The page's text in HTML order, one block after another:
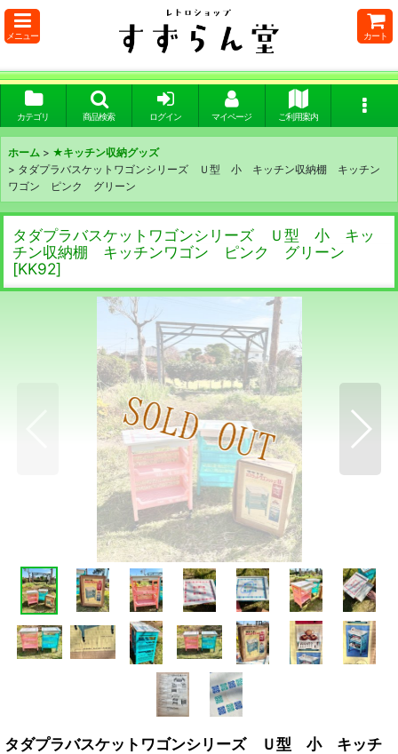
メニュー カート
カテゴリ 商品検索 ログイン マイページ ご利用案内
ホーム > ★キッチン収納グッズ
> タダプラバスケットワゴンシリーズ Ｕ型 小 キッチン収納棚 キッチン
ワゴン ピンク グリーン
タダプラバスケットワゴンシリーズ Ｕ型 小 キッ
チン収納棚 キッチンワゴン ピンク グリーン
[KK92]
タダプラバスケットワゴンシリーズ Ｕ型 小 キッチ